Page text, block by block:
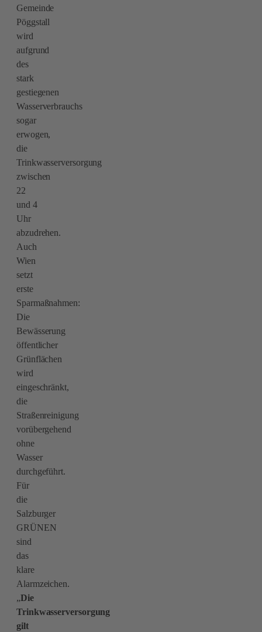
Gemeinde
Pöggstall
wird
aufgrund
des
stark
gestiegenen
Wasserverbrauchs
sogar
erwogen,
die
Trinkwasserversorgung
zwischen
22
und 4
Uhr
abzudrehen.
Auch
Wien
setzt
erste
Sparmaßnahmen:
Die
Bewässerung
öffentlicher
Grünflächen
wird
eingeschränkt,
die
Straßenreinigung
vorübergehend
ohne
Wasser
durchgeführt.
Für
die
Salzburger
GRÜNEN
sind
das
klare
Alarmzeichen.
„Die
Trinkwasserversorgung
gilt